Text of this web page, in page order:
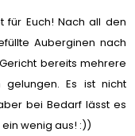
für Euch! Nach all den
Auberginen nach
bereits mehrere
Es ist nicht
bei Bedarf lässt es
wenig aus! :))